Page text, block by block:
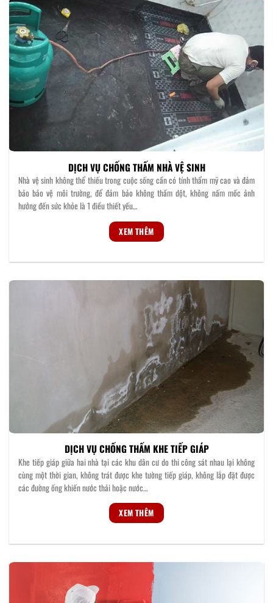
DỊCH VỤ CHỐNG THẤM NHÀ VỆ SINH
Nhà vệ sinh không thể thiếu trong cuộc sống cần có tính thẩm mỹ cao và đảm
bảo bảo vệ môi trường, để đảm bảo không thấm dột, không nấm mốc ảnh
hưởng đến sức khỏe là 1 điều thiết yếu…
XEM THÊM
DỊCH VỤ CHỐNG THẤM KHE TIẾP GIÁP
Khe tiếp giáp giữa hai nhà tại các khu dân cư do thi công sát nhau lại không
cùng một thời gian, không trát được khe tường tiếp giáp, không lắp đặt được
các đường ống khiến nước thải hoặc nước…
XEM THÊM